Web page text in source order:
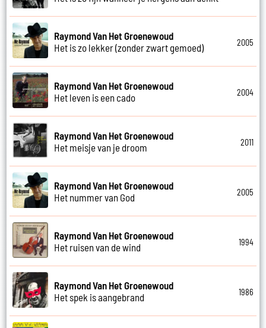
Raymond Van Het Groenewoud
Het is zo lekker (zonder zwart gemoed)
2005
Raymond Van Het Groenewoud
Het leven is een cado
2004
Raymond Van Het Groenewoud
Het meisje van je droom
2011
Raymond Van Het Groenewoud
Het nummer van God
2005
Raymond Van Het Groenewoud
Het ruisen van de wind
1994
Raymond Van Het Groenewoud
Het spek is aangebrand
1986